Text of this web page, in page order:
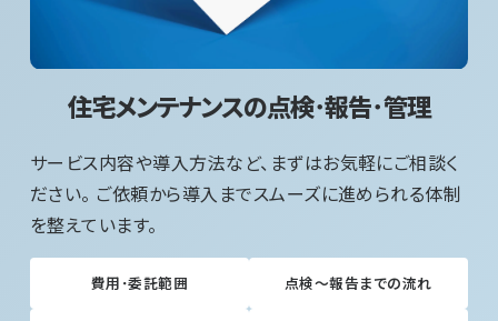
住宅メンテナンスの点検･報告･管理
サービス内容や導入方法など、まずはお気軽にご相談く
ださい。 ご依頼から導入までスムーズに進められる体制
を整えています。
費用･委託範囲 点検～報告までの流れ